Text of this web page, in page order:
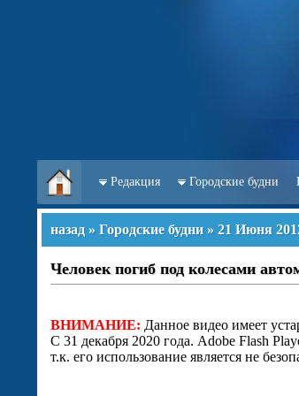
Редакция Городские будни
назад » Городские будни » 21 Июня
Человек погиб под колесами
ВНИМАНИЕ: Данное видео имеет
С 31 декабря 2020 года. Adobe Flash
т.к. его использование является не